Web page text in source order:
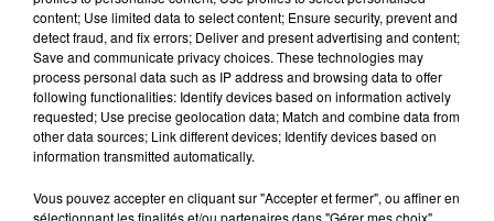
pendant les deux prochaines années.
Musique
Madonna sort enfin le remix de « Love
content; Use limited data to select content; Ensure security, prevent and
detect fraud, and fix errors; Deliver and present advertising and content;
Save and communicate privacy choices. These technologies may
process personal data such as IP address and browsing data to offer
following functionalities: Identify devices based on information actively
requested; Use precise geolocation data; Match and combine data from
other data sources; Link different devices; Identify devices based on
information transmitted automatically.
Vous pouvez accepter en cliquant sur "Accepter et fermer", ou affiner en
sélectionnant les finalités et/ou partenaires dans "Gérer mes choix".